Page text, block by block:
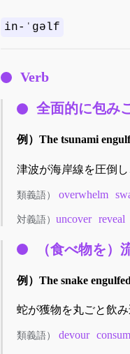
in-ˈgəlf
Verb
全面的に包み
例） The tsunami
津波が海岸線を圧倒
類義語） overwhelm
対義語） uncover reveal
（食べ物を
例） The snake
蛇が獲物を丸ごと飲み
類義語） devour